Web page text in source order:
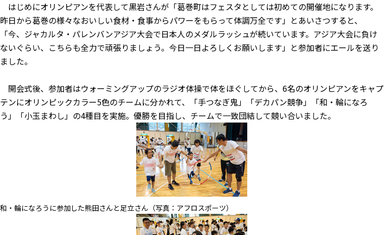
はじめにオリンピアンを代表して黒岩さんが「葛巻町はフェスタとしては初めての開催地になります。
昨日から葛巻の様々なおいしい食材・食事からパワーをもらって体調万全です」とあいさつすると、
「今、ジャカルタ・パレンバンアジア大会で日本人のメダルラッシュが続いています。アジア大会に負け
ないぐらい、こちらも全力で頑張りましょう。今日一日よろしくお願いします」と参加者にエールを送り
ました。
開会式後、参加者はウォーミングアップのラジオ体操で体をほぐしてから、6名のオリンピアンをキャプ
テンにオリンピックカラー5色のチームに分かれて、「手つなぎ鬼」「デカパン競争」「和・輪になろ
う」「小玉まわし」の4種目を実施。優勝を目指し、チームで一致団結して競い合いました。
和・輪になろうに参加した熊田さんと足立さん（写真：アフロスポーツ）